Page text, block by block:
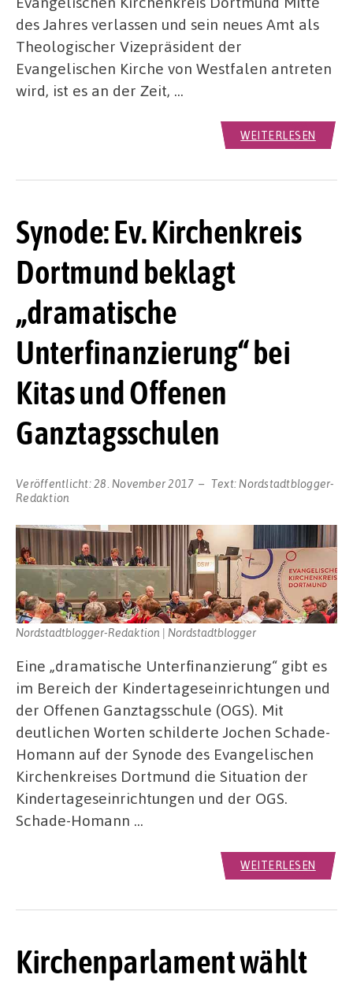
des Jahres verlassen und sein neues Amt als
Theologischer Vizepräsident der
Evangelischen Kirche von Westfalen antreten
wird, ist es an der Zeit, …
WEITERLESEN
Synode: Ev. Kirchenkreis
Dortmund beklagt
„dramatische
Unterfinanzierung“ bei
Kitas und Offenen
Ganztagsschulen
Veröffentlicht:28. November 2017 Text: Nordstadtblogger-
Redaktion
Nordstadtblogger-Redaktion | Nordstadtblogger
Eine „dramatische Unterfinanzierung“ gibt es
im Bereich der Kindertageseinrichtungen und
der Offenen Ganztagsschule (OGS). Mit
deutlichen Worten schilderte Jochen Schade-
Homann auf der Synode des Evangelischen
Kirchenkreises Dortmund die Situation der
Kindertageseinrichtungen und der OGS.
Schade-Homann …
WEITERLESEN
Kirchenparlament wählt